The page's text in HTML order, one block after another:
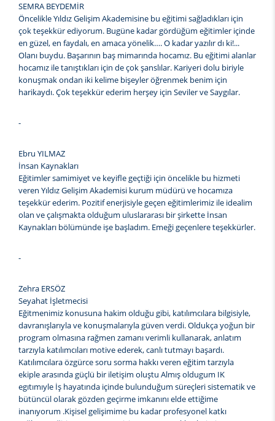
SEMRA BEYDEMİR
Öncelikle Yıldız Gelişim Akademisine bu eğitimi sağladıkları için
çok teşekkür ediyorum. Bugüne kadar gördüğüm eğitimler içinde
en güzel, en faydalı, en amaca yönelik…. O kadar yazılır dı ki!...
Olanı buydu. Başarının baş mimarında hocamız. Bu eğitimi alanlar
hocamız ile tanıştıkları için de çok şanslılar. Kariyeri dolu biriyle
konuşmak ondan iki kelime bişeyler öğrenmek benim için
harikaydı. Çok teşekkür ederim herşey için Seviler ve Saygılar.
-
Ebru YILMAZ
İnsan Kaynakları
Eğitimler samimiyet ve keyifle geçtiği için öncelikle bu hizmeti
veren Yıldız Gelişim Akademisi kurum müdürü ve hocamıza
teşekkür ederim. Pozitif enerjisiyle geçen eğitimlerimiz ile idealim
olan ve çalışmakta olduğum uluslararası bir şirkette İnsan
Kaynakları bölümünde işe başladım. Emeği geçenlere teşekkürler.
-
Zehra ERSÖZ
Seyahat İşletmecisi
Eğitmenimiz konusuna hakim olduğu gibi, katılımcılara bilgisiyle,
davranışlarıyla ve konuşmalarıyla güven verdi. Oldukça yoğun bir
program olmasına rağmen zamanı verimli kullanarak, anlatım
tarzıyla katılımcıları motive ederek, canlı tutmayı başardı.
Katılımcılara özgürce soru sorma hakkı veren eğitim tarzıyla
ekiple arasında güçlü bir iletişim oluştu Almış oldugum IK
egıtımıyle İş hayatında içinde bulunduğum süreçleri sistematik ve
bütüncül olarak gözden geçirme imkanını elde ettiğime
inanıyorum .Kişisel gelişimime bu kadar profesyonel katkı